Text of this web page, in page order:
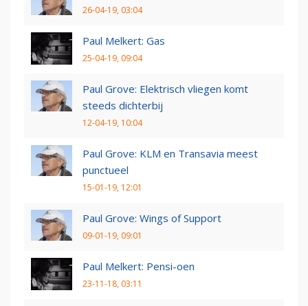
26-04-19, 03:04
Paul Melkert: Gas
25-04-19, 09:04
Paul Grove: Elektrisch vliegen komt
steeds dichterbij
12-04-19, 10:04
Paul Grove: KLM en Transavia meest
punctueel
15-01-19, 12:01
Paul Grove: Wings of Support
09-01-19, 09:01
Paul Melkert: Pensi-oen
23-11-18, 03:11